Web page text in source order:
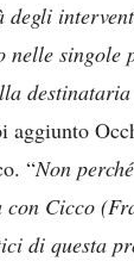
degli
nelle singole
aggiunto
“Non
Cicco
di questa